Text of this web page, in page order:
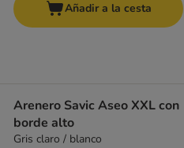
Añadir a la cesta
Arenero Savic Aseo XXL con
borde alto
Gris claro / blanco